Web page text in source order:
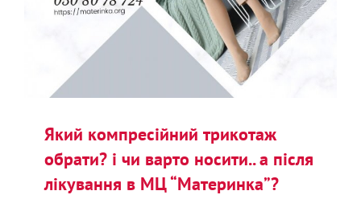
Який компресійний трикотаж
обрати? і чи варто носити.. а після
лікування в МЦ “Материнка”?